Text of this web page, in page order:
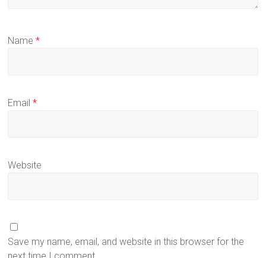
Name*
Email*
Website
Save my name, email, and website in this browser for the